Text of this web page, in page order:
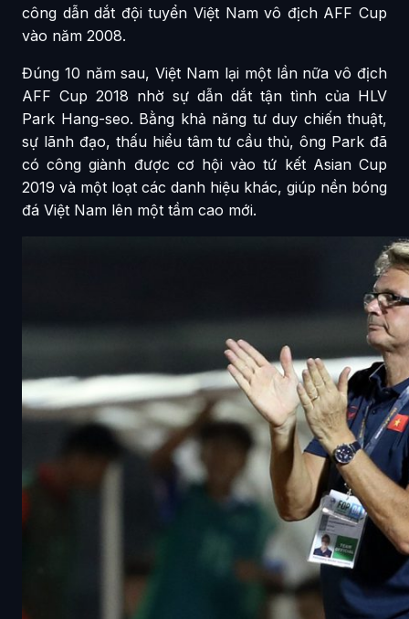
công dẫn dắt đội tuyển Việt Nam vô địch AFF Cup
vào năm 2008.
Đúng 10 năm sau, Việt Nam lại một lần nữa vô địch
AFF Cup 2018 nhờ sự dẫn dắt tận tình của HLV
Park Hang-seo. Bằng khả năng tư duy chiến thuật,
sự lãnh đạo, thấu hiểu tâm tư cầu thủ, ông Park đã
có công giành được cơ hội vào tứ kết Asian Cup
2019 và một loạt các danh hiệu khác, giúp nền bóng
đá Việt Nam lên một tầm cao mới.